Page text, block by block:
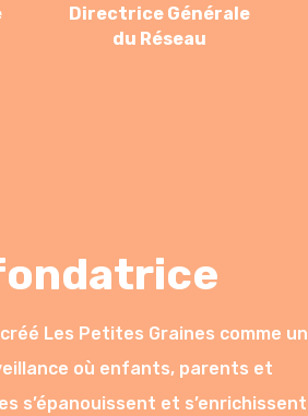
Directrice Générale
du Réseau
créé Les Petites Graines comme un
où enfants, parents et
s’épanouissent et s’enrichissent